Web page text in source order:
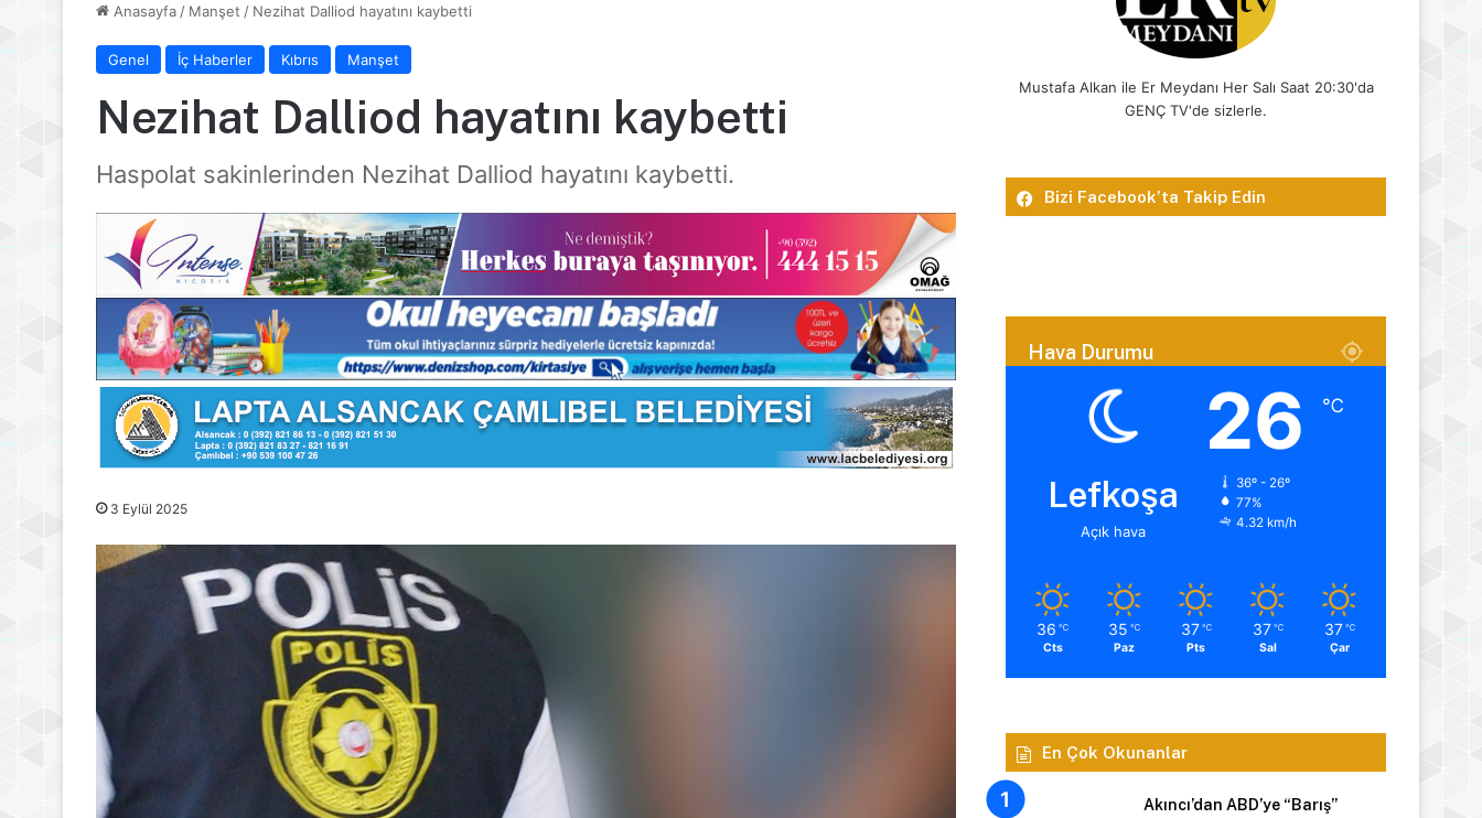
Anasayfa / Manşet / Nezihat Dalliod hayatını kaybetti
Genel İç Haberler Kıbrıs Manşet
Nezihat Dalliod hayatını kaybetti
Haspolat sakinlerinden Nezihat Dalliod hayatını kaybetti.
3 Eylül 2025
Mustafa Alkan ile Er Meydanı Her Salı Saat 20:30'da
GENÇ TV'de sizlerle.
Bizi Facebook’ta Takip Edin
Hava Durumu
Lefkoşa
Açık hava
26 ℃
36º - 26º
77%
4.32 km/h
36 ℃
Cts
35 ℃
Paz
37 ℃
Pts
37 ℃
Sal
37 ℃
Çar
En Çok Okunanlar
Akıncı’dan ABD’ye “Barış”